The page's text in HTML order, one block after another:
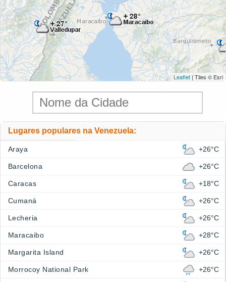
Leaflet | Tiles © Esri
Lugares populares na Venezuela:
Araya +26°C
Barcelona +26°C
Caracas +18°C
Cumaná +26°C
Lecheria +26°C
Maracaibo +28°C
Margarita Island +26°C
Morrocoy National Park +26°C